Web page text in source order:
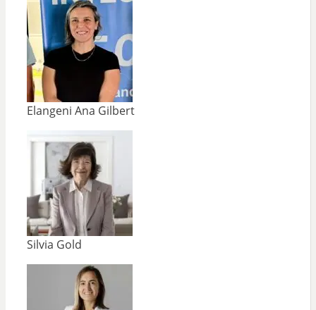
Elangeni Ana Gilbert
Silvia Gold